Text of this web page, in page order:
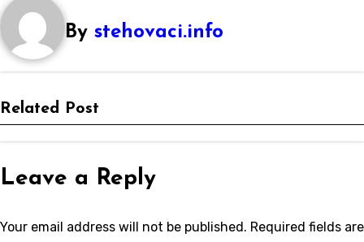
By stehovaci.info
Related Post
Leave a Reply
Your email address will not be published. Required fields are